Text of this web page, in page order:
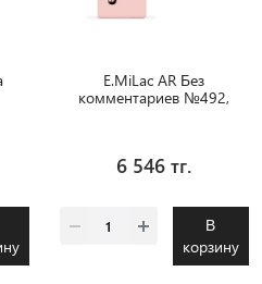
E.MiLac AR Без
комментариев №492,
6 546 тг.
В
корзину